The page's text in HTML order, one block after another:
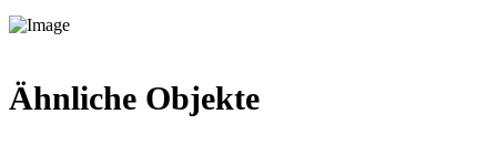
Ähnliche Objekte